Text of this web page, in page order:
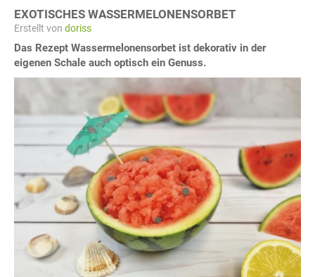
EXOTISCHES WASSERMELONENSORBET
Erstellt von doriss
Das Rezept Wassermelonensorbet ist dekorativ in der
eigenen Schale auch optisch ein Genuss.